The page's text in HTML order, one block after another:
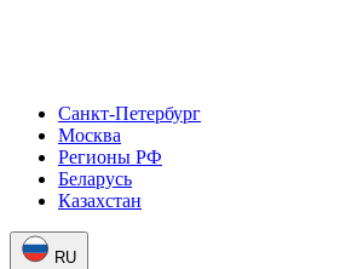
Санкт-Петербург
Москва
Регионы РФ
Беларусь
Казахстан
RU